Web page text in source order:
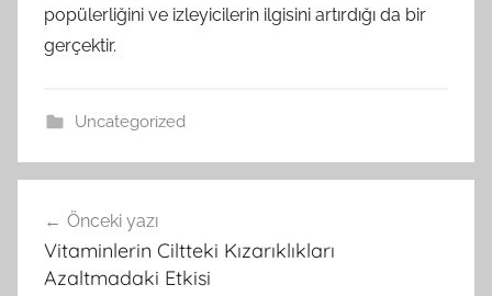
popülerliğini ve izleyicilerin ilgisini artırdığı da bir
gerçektir.
Uncategorized
gezinmesi
Önceki yazı
Vitaminlerin Ciltteki Kızarıklıkları
Azaltmadaki Etkisi